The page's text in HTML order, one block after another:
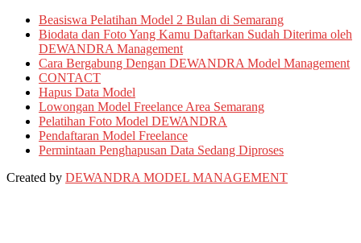
Beasiswa Pelatihan Model 2 Bulan di Semarang
Biodata dan Foto Yang Kamu Daftarkan Sudah Diterima oleh
DEWANDRA Management
Cara Bergabung Dengan DEWANDRA Model Management
CONTACT
Hapus Data Model
Lowongan Model Freelance Area Semarang
Pelatihan Foto Model DEWANDRA
Pendaftaran Model Freelance
Permintaan Penghapusan Data Sedang Diproses
Created by DEWANDRA MODEL MANAGEMENT